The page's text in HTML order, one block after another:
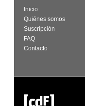
Inicio
Quiénes somos
Suscripción
FAQ
Contacto